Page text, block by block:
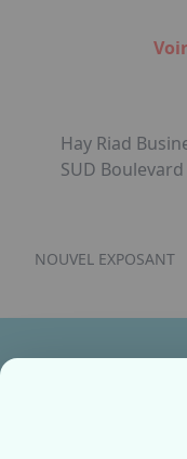
Hay Riad
SUD Boulevard
NOUVEL EXPOSANT